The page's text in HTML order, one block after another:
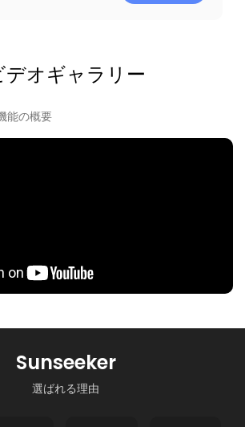
デオギャラリー
能の概要
選ばれる理由
Sunseeker